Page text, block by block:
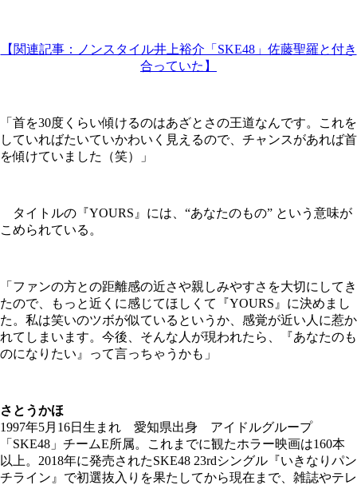
【関連記事：ノンスタイル井上裕介「SKE48」佐藤聖羅と付き
合っていた】
「首を30度くらい傾けるのはあざとさの王道なんです。これを
していればたいていかわいく見えるので、チャンスがあれば首
を傾けていました（笑）」
タイトルの『YOURS』には、“あなたのもの” という意味が
こめられている。
「ファンの方との距離感の近さや親しみやすさを大切にしてき
たので、もっと近くに感じてほしくて『YOURS』に決めまし
た。私は笑いのツボが似ているというか、感覚が近い人に惹か
れてしまいます。今後、そんな人が現われたら、『あなたのも
のになりたい』って言っちゃうかも」
さとうかほ
1997年5月16日生まれ 愛知県出身 アイドルグループ
「SKE48」チームE所属。これまでに観たホラー映画は160本
以上。2018年に発売されたSKE48 23rdシングル『いきなりパン
チライン』で初選抜入りを果たしてから現在まで、雑誌やテレ